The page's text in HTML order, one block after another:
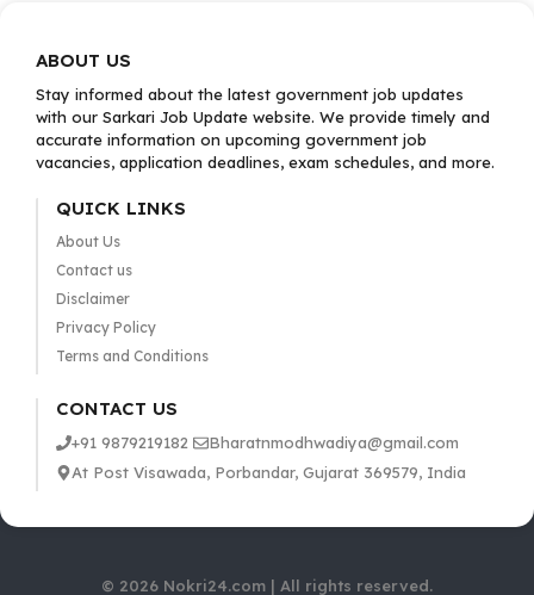
ABOUT US
Stay informed about the latest government job updates
with our Sarkari Job Update website. We provide timely and
accurate information on upcoming government job
vacancies, application deadlines, exam schedules, and more.
QUICK LINKS
About Us
Contact us
Disclaimer
Privacy Policy
Terms and Conditions
CONTACT US
+91 9879219182
Bharatnmodhwadiya@gmail.com
At Post Visawada, Porbandar, Gujarat 369579, India
© 2026 Nokri24.com | All rights reserved.